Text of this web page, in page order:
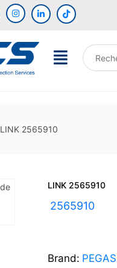
LINK 2565910
LINK 2565910
2565910
Brand: